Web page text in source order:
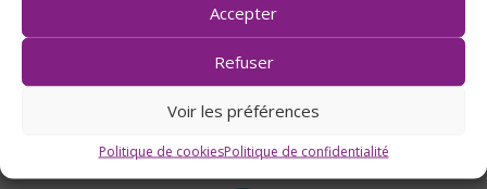
Accepter
Refuser
Voir les préférences
Politique de cookiesPolitique de confidentialité
Transports
scolaires